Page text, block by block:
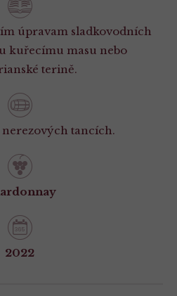
úpravam sladkovodních
kuřecímu masu nebo
terině.
nerezových tancích.
2022